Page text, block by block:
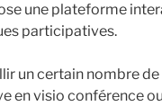
une plateforme
participatives.
un certain nombre
en visio conférence